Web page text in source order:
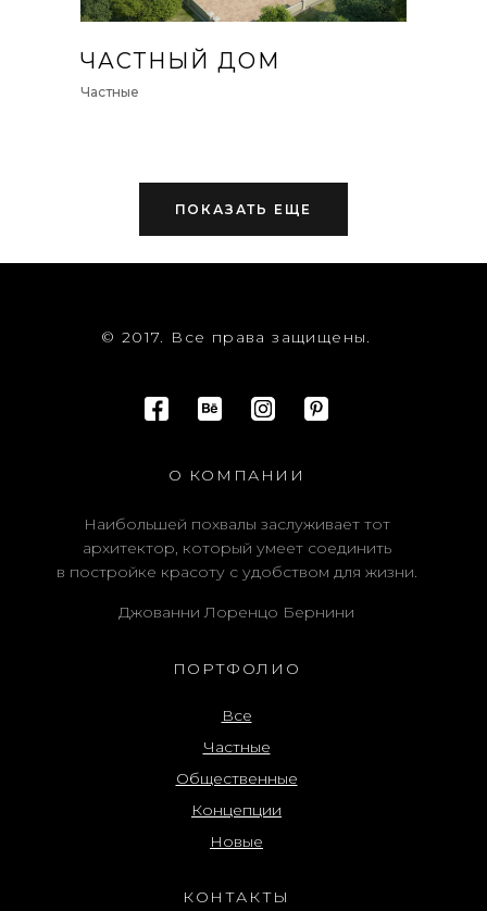
ЧАСТНЫЙ ДОМ
Частные
ПОКАЗАТЬ ЕЩЕ
© 2017. Все права защищены.
О КОМПАНИИ
Наибольшей похвалы заслуживает тот
архитектор, который умеет соединить
в постройке красоту с удобством для жизни.
Джованни Лоренцо Бернини
ПОРТФОЛИО
Все
Частные
Общественные
Концепции
Новые
КОНТАКТЫ